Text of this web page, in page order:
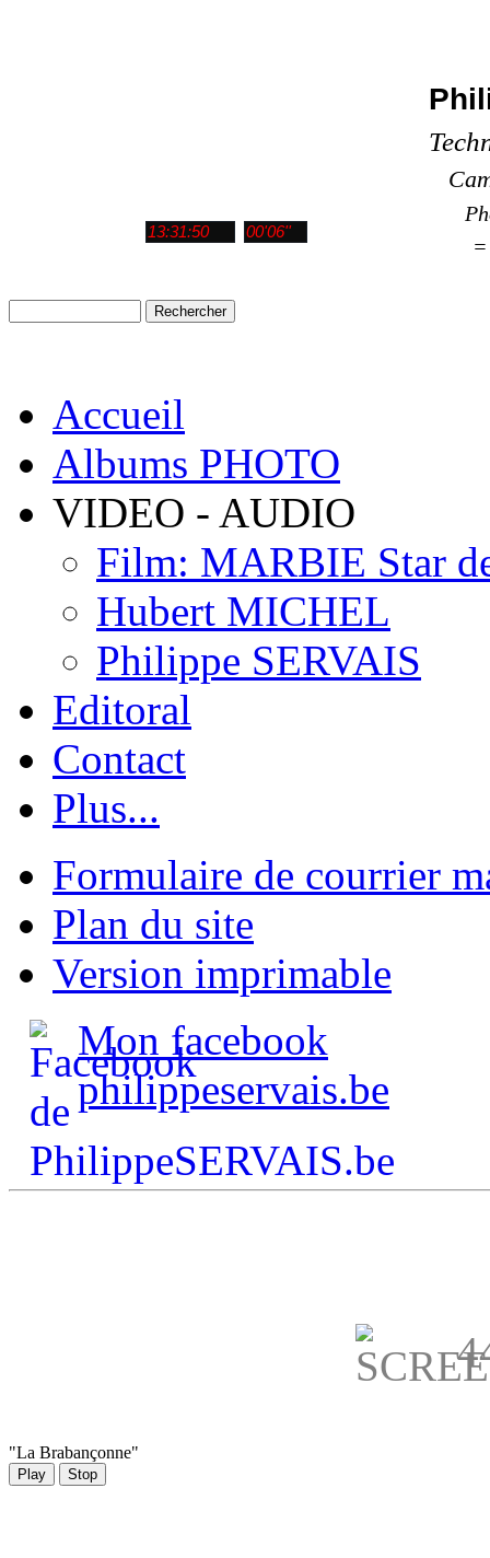
=
Accueil
Albums PHOTO
VIDEO - AUDIO
Film: MARBIE Star
Hubert MICHEL
Philippe SERVAIS
Editoral
Contact
Plus...
Formulaire de courrier
Plan du site
Version imprimable
Mon facebook
philippeservais.be
"La Brabançonne"
Play Stop